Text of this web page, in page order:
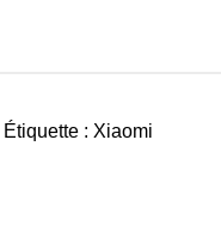
Étiquette : Xiaomi